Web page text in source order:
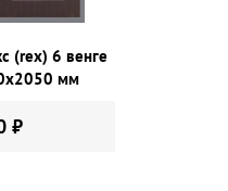
(rex) 6 венге
мм
₽